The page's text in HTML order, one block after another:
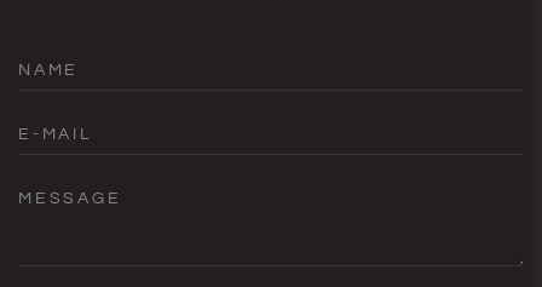
NAME
E-MAIL
MESSAGE